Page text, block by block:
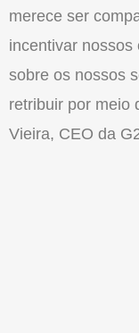
merece ser
incentivar
sobre os nossos
retribuir por meio
Vieira, CEO da